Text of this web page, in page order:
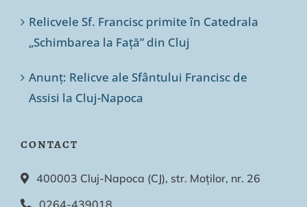
Relicvele Sf. Francisc primite în Catedrala
„Schimbarea la Față” din Cluj
Anunț: Relicve ale Sfântului Francisc de
Assisi la Cluj-Napoca
CONTACT
400003 Cluj-Napoca (CJ), str. Moților, nr. 26